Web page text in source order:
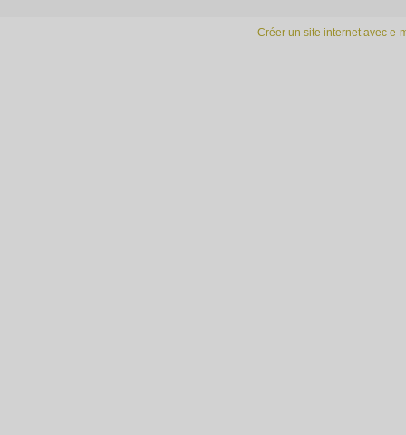
Créer un site internet avec e-